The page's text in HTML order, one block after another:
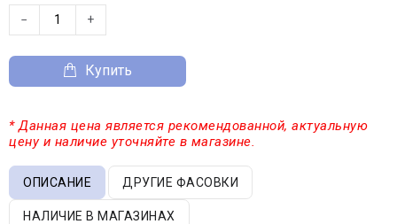
− +
Купить
* Данная цена является рекомендованной, актуальную
цену и наличие уточняйте в магазине.
ОПИСАНИЕ ДРУГИЕ ФАСОВКИ
НАЛИЧИЕ В МАГАЗИНАХ